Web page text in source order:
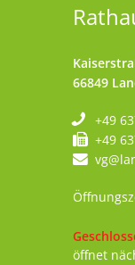
66849
+49
+49
Klicken,
öffnet